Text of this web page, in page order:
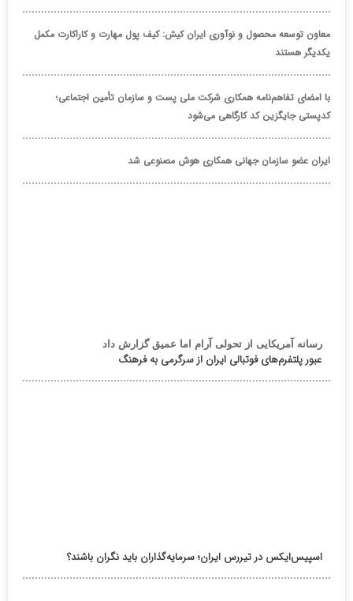
معاون توسعه محصول و نوآوری ایران کیش: کیف پول مهارت و کاراکارت مکمل
یکدیگر هستند
با امضای تفاهم‌نامه همکاری شرکت ملی پست و سازمان تأمین اجتماعی؛
کدپستی جایگزین کد کارگاهی می‌شود
ایران عضو سازمان جهانی همکاری هوش مصنوعی شد
رسانه آمریکایی از تحولی آرام اما عمیق گزارش داد
عبور پلتفرم‌های فوتبالی ایران از سرگرمی به فرهنگ
اسپیس‌ایکس در تیررس ایران؛ سرمایه‌گذاران باید نگران باشند؟